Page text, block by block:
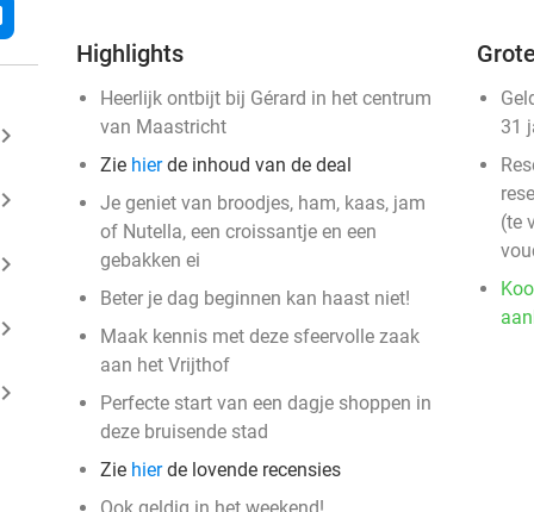
Highlights
Heerlijk ontbijt bij Gérard in het centrum
van Maastricht
Zie hierde inhoud van de deal
Je geniet van broodjes, ham, kaas, jam
of Nutella, een croissantje en een
gebakken ei
Beter je dag beginnen kan haast niet!
Maak kennis met deze sfeervolle zaak
aan het Vrijthof
Perfecte start van een dagje shoppen in
deze bruisende stad
Zie hierde lovende recensies
31
(te